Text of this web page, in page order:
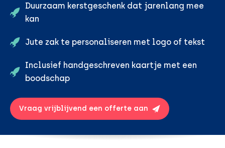
Duurzaam kerstgeschenk dat jarenlang mee
kan
Jute zak te personaliseren met logo of tekst
Inclusief handgeschreven kaartje met een
boodschap
Vraag vrijblijvend een offerte aan